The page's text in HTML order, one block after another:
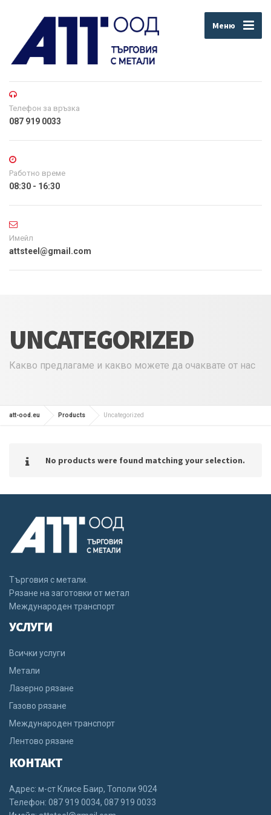
Mеню
Телефон за връзка
087 919 0033
Работно време
08:30 - 16:30
Имейл
attsteel@gmail.com
UNCATEGORIZED
Какво предлагаме и какво можете да очаквате от нас
att-ood.eu Products Uncategorized
No products were found matching your selection.
Търговия с метали.
Рязане на заготовки от метал
Международен транспорт
УСЛУГИ
Всички услуги
Метали
Лазерно рязане
Газово рязане
Международен транспорт
Лентово рязане
КОНТАКТ
Адрес: м-ст Клисе Баир, Тополи 9024
Телефон: 087 919 0034, 087 919 0033